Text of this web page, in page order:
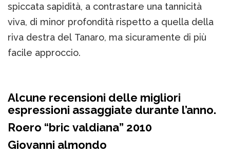
spiccata sapidità, a contrastare una tannicità
viva, di minor profondità rispetto a quella della
riva destra del Tanaro, ma sicuramente di più
facile approccio.
Alcune recensioni delle migliori
espressioni assaggiate durante l’anno.
Roero “bric valdiana” 2010
Giovanni almondo